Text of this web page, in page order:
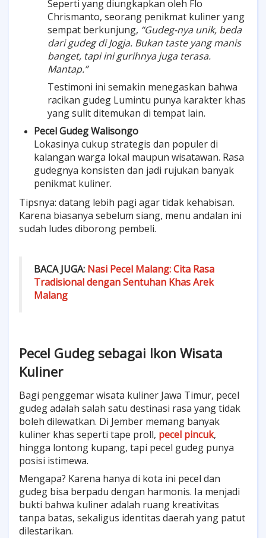
Seperti yang diungkapkan oleh Flo
Chrismanto, seorang penikmat kuliner yang
sempat berkunjung, “Gudeg-nya unik, beda
dari gudeg di Jogja. Bukan taste yang manis
banget, tapi ini gurihnya juga terasa.
Mantap.”
Testimoni ini semakin menegaskan bahwa
racikan gudeg Lumintu punya karakter khas
yang sulit ditemukan di tempat lain.
Pecel Gudeg Walisongo
Lokasinya cukup strategis dan populer di
kalangan warga lokal maupun wisatawan. Rasa
gudegnya konsisten dan jadi rujukan banyak
penikmat kuliner.
Tipsnya: datang lebih pagi agar tidak kehabisan.
Karena biasanya sebelum siang, menu andalan ini
sudah ludes diborong pembeli.
BACA JUGA: Nasi Pecel Malang: Cita Rasa
Tradisional dengan Sentuhan Khas Arek
Malang
Pecel Gudeg sebagai Ikon Wisata
Kuliner
Bagi penggemar wisata kuliner Jawa Timur, pecel
gudeg adalah salah satu destinasi rasa yang tidak
boleh dilewatkan. Di Jember memang banyak
kuliner khas seperti tape proll, pecel pincuk,
hingga lontong kupang, tapi pecel gudeg punya
posisi istimewa.
Mengapa? Karena hanya di kota ini pecel dan
gudeg bisa berpadu dengan harmonis. Ia menjadi
bukti bahwa kuliner adalah ruang kreativitas
tanpa batas, sekaligus identitas daerah yang patut
dilestarikan.